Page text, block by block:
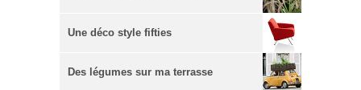
Une déco style fifties
Des légumes sur ma terrasse